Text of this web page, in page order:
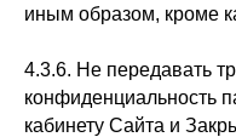
иным образом, кроме
4.3.6. Не передавать
конфиденциальность
кабинету Сайта и